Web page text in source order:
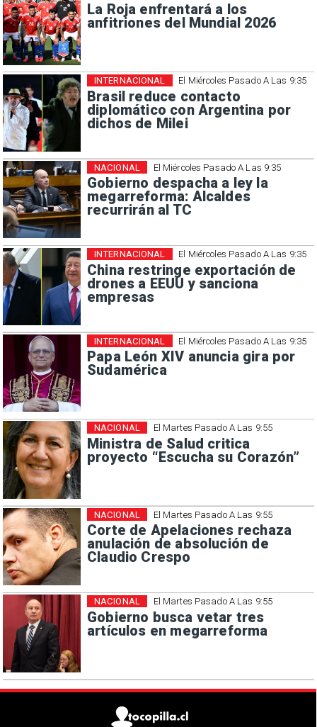
La Roja enfrentará a los
anfitriones del Mundial 2026
El Miércoles Pasado A Las 9:35
Brasil reduce contacto
diplomático con Argentina por
dichos de Milei
INTERNACIONAL
El Miércoles Pasado A Las 9:35
Gobierno despacha a ley la
megarreforma: Alcaldes
recurrirán al TC
NACIONAL
El Miércoles Pasado A Las 9:35
China restringe exportación de
drones a EEUU y sanciona
empresas
INTERNACIONAL
El Miércoles Pasado A Las 9:35
Papa León XIV anuncia gira por
Sudamérica
INTERNACIONAL
El Martes Pasado A Las 9:55
Ministra de Salud critica
proyecto “Escucha su Corazón”
NACIONAL
El Martes Pasado A Las 9:55
Corte de Apelaciones rechaza
anulación de absolución de
Claudio Crespo
NACIONAL
El Martes Pasado A Las 9:55
Gobierno busca vetar tres
artículos en megarreforma
NACIONAL